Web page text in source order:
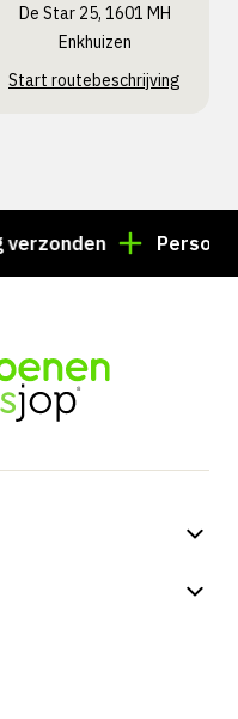
De Star 25, 1601 MH
Enkhuizen
Start routebeschrijving
Persoonlijk